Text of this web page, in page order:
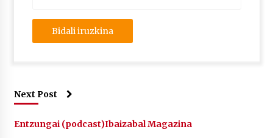
Next Post
Entzungai (podcast)Ibaizabal Magazina